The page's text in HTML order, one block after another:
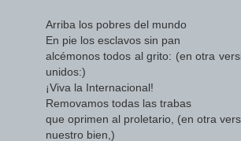
Arriba los pobres del mundo
En pie los esclavos sin pan
alcémonos todos al grito: (en otra
unidos:)
¡Viva la Internacional!
Removamos todas las trabas
que oprimen al proletario, (en otra
nuestro bien,)